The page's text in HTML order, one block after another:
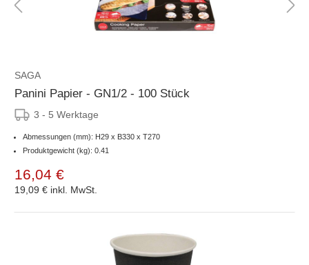
SAGA
Panini Papier - GN1/2 - 100 Stück
3 - 5 Werktage
Abmessungen (mm): H29 x B330 x T270
Produktgewicht (kg): 0.41
16,04 €
19,09 € inkl. MwSt.